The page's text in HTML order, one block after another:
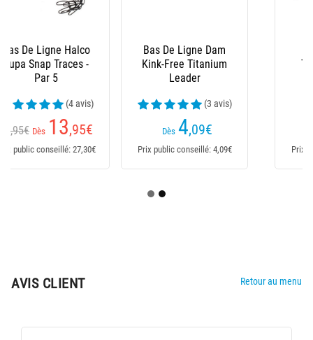
Bas De Ligne Dam
Kink-Free Titanium
Dès 4,09
Prix public conseillé: 4,09€
Avançon Westin
Titanium Leader
Dès
Prix public conseillé: 5,99€
AVIS CLIENT Retour au menu